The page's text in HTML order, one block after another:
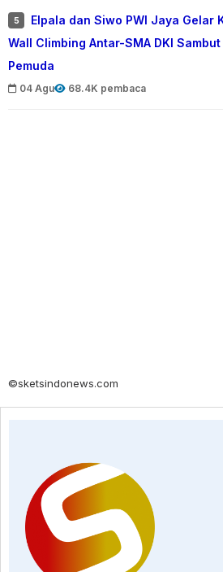
5
Elpala dan Siwo PWI Jaya Gelar
Wall Climbing Antar-SMA DKI
Pemuda
04 Agu 68.4K pembaca
©sketsindonews.com